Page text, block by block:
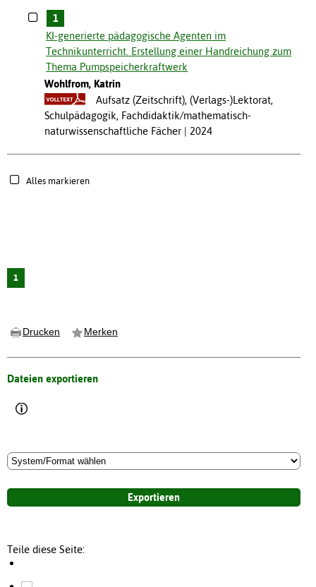
1
KI-generierte pädagogische Agenten im
Technikunterricht. Erstellung einer Handreichung zum
Thema Pumpspeicherkraftwerk
Wohlfrom, Katrin
Aufsatz (Zeitschrift), (Verlags-)Lektorat,
Schulpädagogik, Fachdidaktik/mathematisch-
naturwissenschaftliche Fächer
2024
Alles markieren
1
Drucken Merken
Dateien exportieren
Teile diese Seite: